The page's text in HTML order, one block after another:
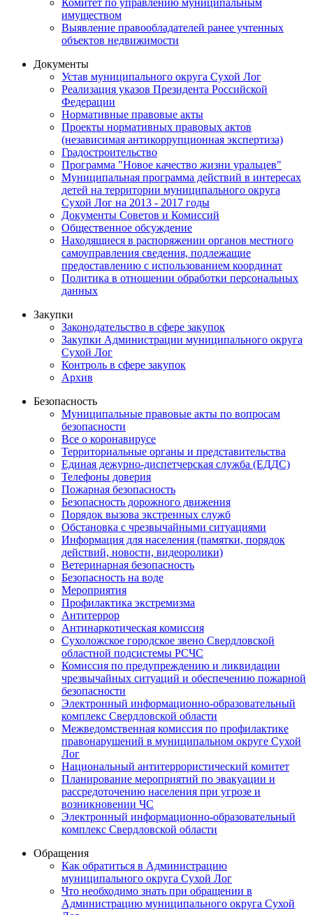
имуществом
Выявление правообладателей ранее учтенных
объектов недвижимости
Документы
Устав муниципального округа Сухой Лог
Реализация указов Президента Российской
Федерации
Нормативные правовые акты
Проекты нормативных правовых актов
(независимая антикоррупционная экспертиза)
Градостроительство
Программа "Новое качество жизни уральцев"
Муниципальная программа действий в интересах
детей на территории муниципального округа
Сухой Лог на 2013 - 2017 годы
Документы Советов и Комиссий
Общественное обсуждение
Находящиеся в распоряжении органов местного
самоуправления сведения, подлежащие
предоставлению с использованием координат
Политика в отношении обработки персональных
данных
Закупки
Законодательство в сфере закупок
Закупки Администрации муниципального округа
Сухой Лог
Контроль в сфере закупок
Архив
Безопасность
Муниципальные правовые акты по вопросам
безопасности
Все о коронавирусе
Территориальные органы и представительства
Единая дежурно-диспетчерская служба (ЕДДС)
Телефоны доверия
Пожарная безопасность
Безопасность дорожного движения
Порядок вызова экстренных служб
Обстановка с чрезвычайными ситуациями
Информация для населения (памятки, порядок
действий, новости, видеоролики)
Ветеринарная безопасность
Безопасность на воде
Мероприятия
Профилактика экстремизма
Антитеррор
Антинаркотическая комиссия
Сухоложское городское звено Свердловской
областной подсистемы РСЧС
Комиссия по предупреждению и ликвидации
чрезвычайных ситуаций и обеспечению пожарной
безопасности
Электронный информационно-образовательный
комплекс Cвердловской области
Межведомственная комиссия по профилактике
правонарушений в муниципальном округе Сухой
Лог
Национальный антитеррористический комитет
Планирование мероприятий по эвакуации и
рассредоточению населения при угрозе и
возникновении ЧС
Электронный информационно-образовательный
комплекс Свердловской области
Обращения
Как обратиться в Администрацию
муниципального округа Сухой Лог
Что необходимо знать при обращении в
Администрацию муниципального округа Сухой